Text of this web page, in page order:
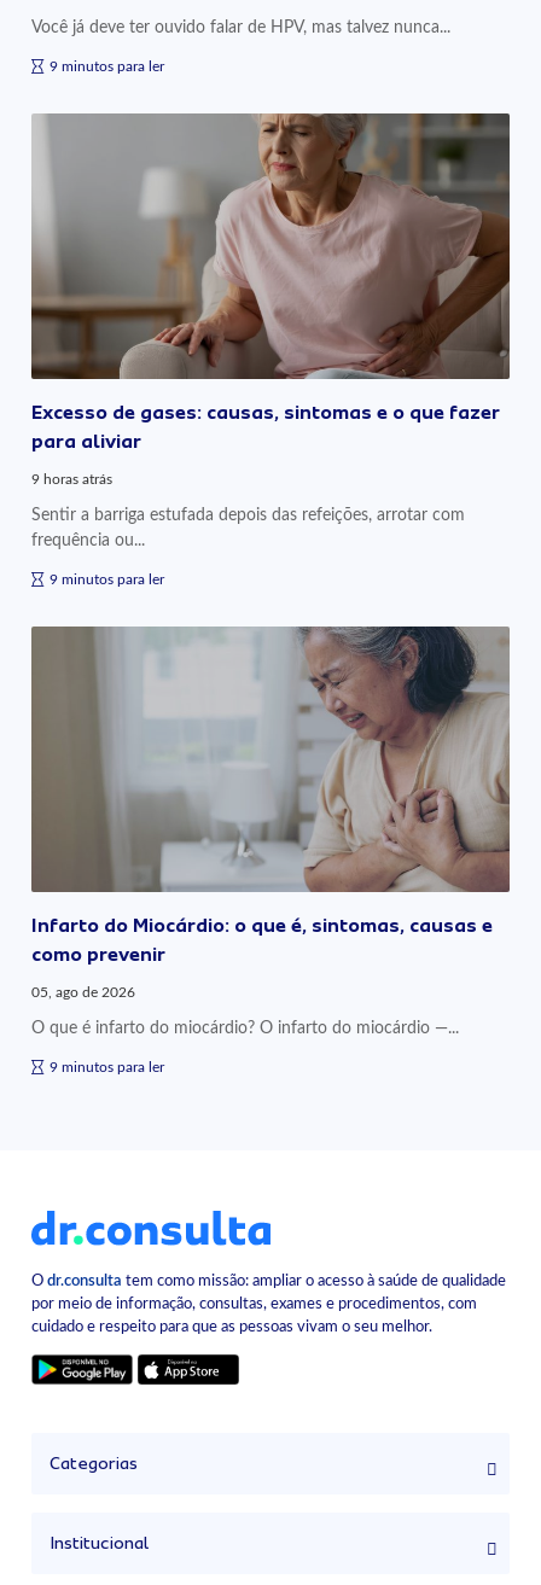
Você já deve ter ouvido falar de HPV, mas talvez nunca...
9 minutos para ler
Excesso de gases: causas, sintomas e o que fazer
para aliviar
9 horas atrás
Sentir a barriga estufada depois das refeições, arrotar com
frequência ou...
9 minutos para ler
Infarto do Miocárdio: o que é, sintomas, causas e
como prevenir
05, ago de 2026
O que é infarto do miocárdio? O infarto do miocárdio —...
9 minutos para ler
Odr.consulta tem como missão: ampliar o acesso à saúde de qualidade
por meio de informação, consultas, exames e procedimentos, com
cuidado e respeito para que as pessoas vivam o seu melhor.
Categorias
Institucional